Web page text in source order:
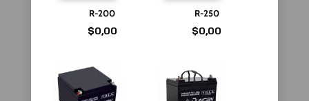
R-200
$0,00
R-250
$0,00